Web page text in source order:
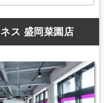
ス 盛岡菜園店